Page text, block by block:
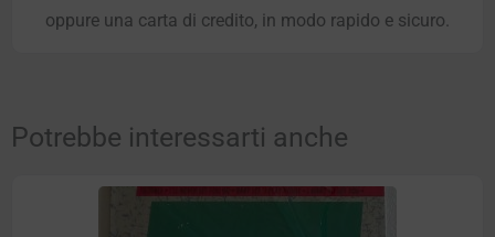
oppure una carta di credito, in modo rapido e sicuro.
Potrebbe interessarti anche